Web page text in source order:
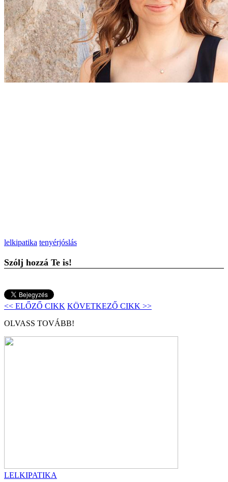
lelkipatika tenyérjóslás
Szólj hozzá Te is!
<< ELŐZŐ CIKK KÖVETKEZŐ CIKK >>
OLVASS TOVÁBB!
LELKIPATIKA